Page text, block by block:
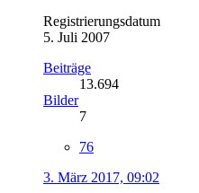
Registrierungsdatum
5. Juli 2007
Beiträge
13.694
Bilder
7
76
3. März 2017, 09:02